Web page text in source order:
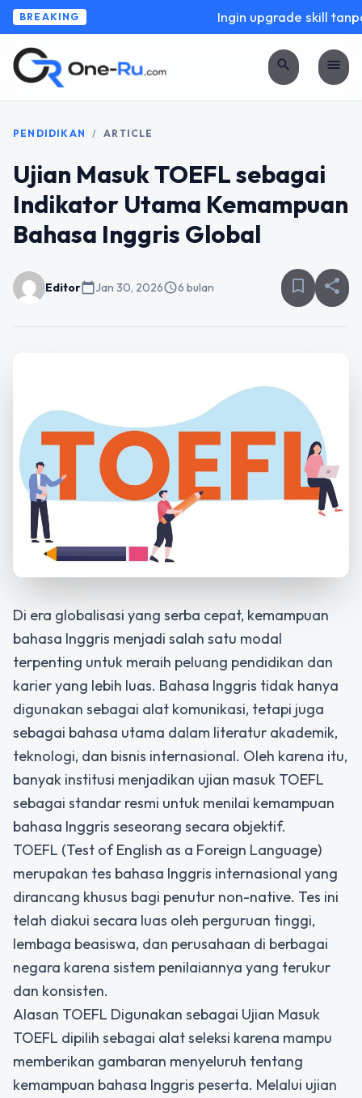
BREAKING Ingin upgrade skill
search menu
PENDIDIKAN / ARTICLE
Ujian Masuk TOEFL sebagai
Indikator Utama Kemampuan
Bahasa Inggris Global
Editorcalendar_today Jan 30, 2026schedule6 bulan bookmark_border share
Di era globalisasi yang serba cepat, kemampuan
bahasa Inggris menjadi salah satu modal
terpenting untuk meraih peluang pendidikan dan
karier yang lebih luas. Bahasa Inggris tidak hanya
digunakan sebagai alat komunikasi, tetapi juga
sebagai bahasa utama dalam literatur akademik,
teknologi, dan bisnis internasional. Oleh karena itu,
banyak institusi menjadikan ujian masuk TOEFL
sebagai standar resmi untuk menilai kemampuan
bahasa Inggris seseorang secara objektif.
TOEFL (Test of English as a Foreign Language)
merupakan tes bahasa Inggris internasional yang
dirancang khusus bagi penutur non-native. Tes ini
telah diakui secara luas oleh perguruan tinggi,
lembaga beasiswa, dan perusahaan di berbagai
negara karena sistem penilaiannya yang terukur
dan konsisten.
Alasan TOEFL Digunakan sebagai Ujian Masuk
TOEFL dipilih sebagai alat seleksi karena mampu
memberikan gambaran menyeluruh tentang
kemampuan bahasa Inggris peserta. Melalui ujian